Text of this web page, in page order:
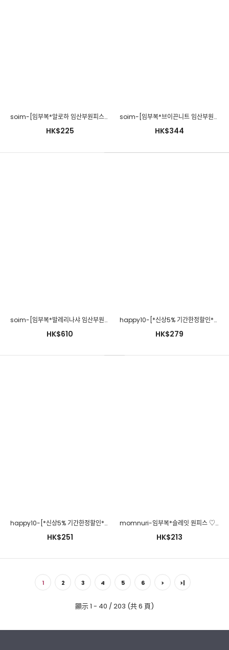
280days-[러블단가라자수원피스/임산부]임부복 2 8 0 DAYS - 느
낌있는 임부복쇼핑몰♡韓國孕婦裝連身裙
HK$281
soim-[임부복*알로하 임산부원피스]♡韓國孕婦裝連身裙
HK$225
soim-[임부복*브이끈니트 임산부원피스]♡韓國孕婦裝連身裙
HK$344
soim-[임부복*발레리나샤 임산부원피스]♡韓國孕婦裝連身裙
HK$610
happy10-[*신상5% 기간한정할인*임부복*꽃송이캉캉 원피스]♡韓國孕婦裝連身裙
HK$279
happy10-[*신상5% 기간한정할인*임부복*키치스마일 원피스]♡韓國孕婦裝連身裙
HK$251
momnuri-임부복*슬레잇 원피스 ♡韓國孕婦裝連身裙
HK$213
1 2 3 4 5 6 > >|
顯示 1 - 40 / 203 (共 6 頁)